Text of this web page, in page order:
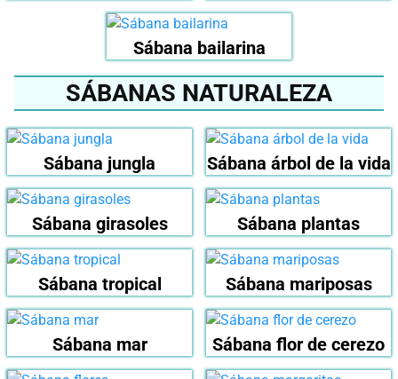
Sábana bailarina
SÁBANAS NATURALEZA
Sábana jungla Sábana árbol de la vida
Sábana girasoles Sábana plantas
Sábana tropical Sábana mariposas
Sábana mar Sábana flor de cerezo